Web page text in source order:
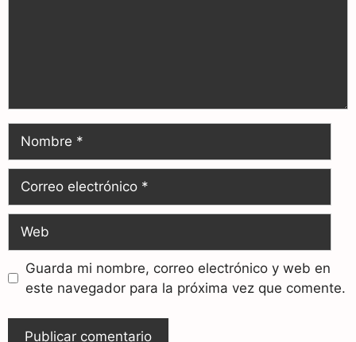
Guarda mi nombre, correo electrónico y web en
este navegador para la próxima vez que comente.